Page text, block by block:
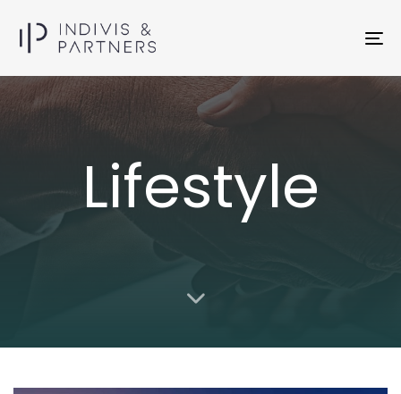
Lifestyle